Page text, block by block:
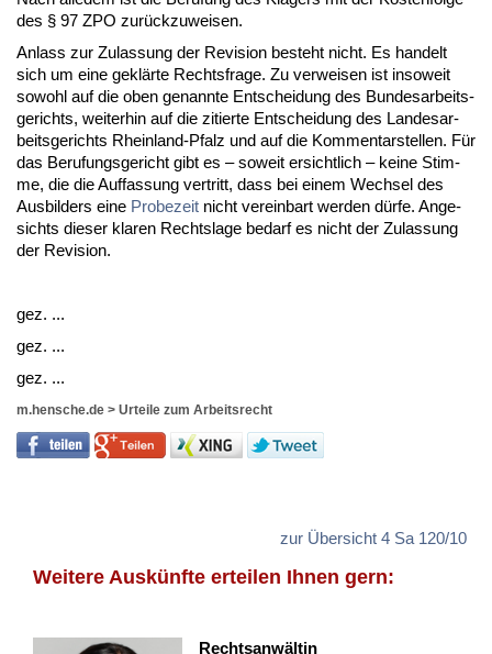
des § 97 ZPO zurück­zu­wei­sen.
An­lass zur Zu­las­sung der Re­vi­si­on be­steht nicht. Es han­delt
sich um ei­ne geklärte Rechts­fra­ge. Zu ver­wei­sen ist in­so­weit
so­wohl auf die oben ge­nann­te Ent­schei­dung des Bun­des­ar­beits­
ge­richts, wei­ter­hin auf die zi­tier­te Ent­schei­dung des Lan­des­ar­
beits­ge­richts Rhein­land-Pfalz und auf die Kom­men­tarstel­len. Für
das Be­ru­fungs­ge­richt gibt es – so­weit er­sicht­lich – kei­ne Stim­
me, die die Auf­fas­sung ver­tritt, dass bei ei­nem Wech­sel des
Aus­bil­ders ei­ne Pro­be­zeit nicht ver­ein­bart wer­den dürfe. An­ge­
sichts die­ser kla­ren Rechts­la­ge be­darf es nicht der Zu­las­sung
der Re­vi­si­on.
gez. ...
gez. ...
gez. ...
m.hensche.de > Urteile zum Arbeitsrecht
zur Übersicht 4 Sa 120/10
Weitere Auskünfte erteilen Ihnen gern:
Rechtsanwältin